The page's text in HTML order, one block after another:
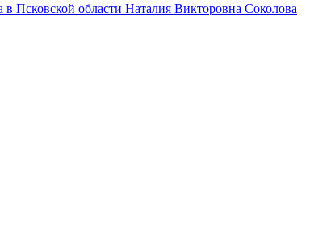
Псковской области Наталия Викторовна Соколова